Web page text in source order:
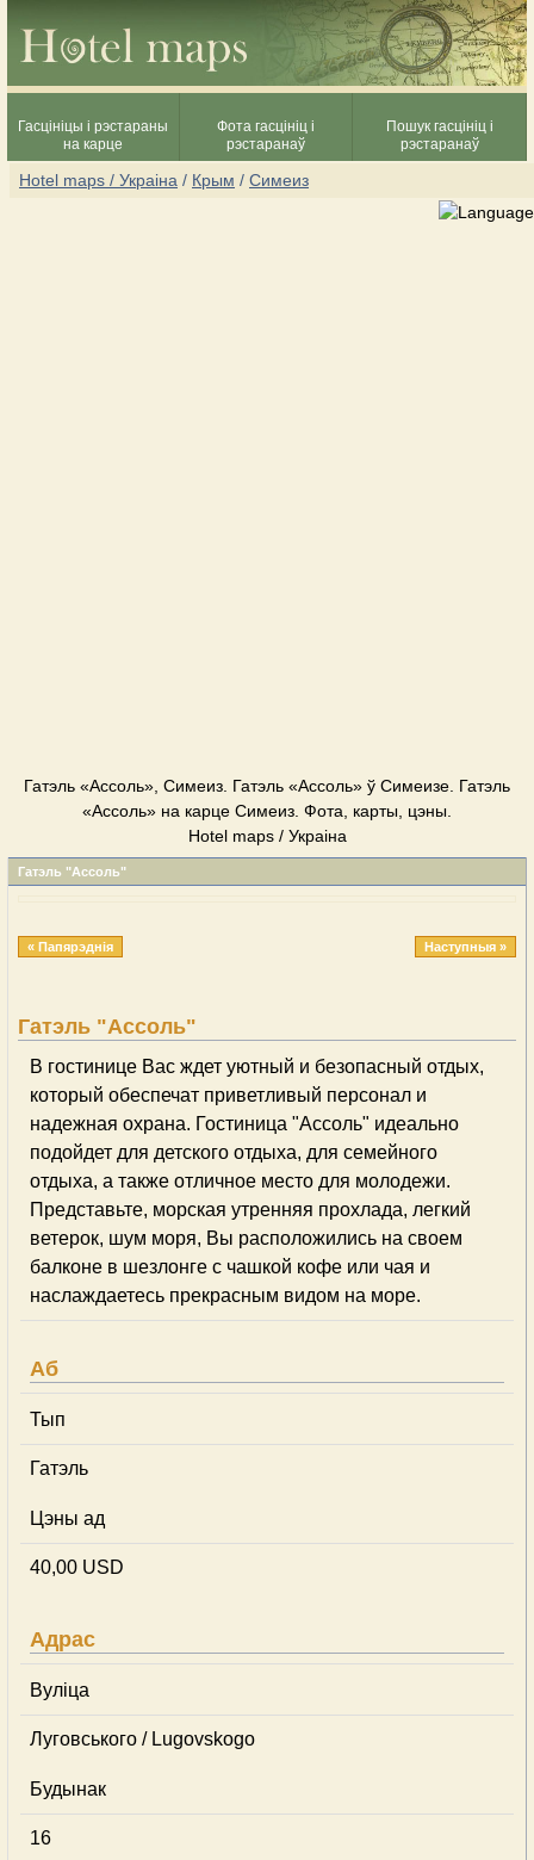
Гасцініцы і рэстараны
на карце
Фота гасцініц і
рэстаранаў
Пошук гасцініц і
рэстаранаў
Hotel maps / Украіна / Крым / Симеиз
Гатэль «Ассоль», Симеиз. Гатэль «Ассоль» ў Симеизе. Гатэль
«Ассоль» на карце Симеиз. Фота, карты, цэны.
Hotel maps / Украіна
Гатэль "Ассоль"
« Папярэднія Наступныя »
Гатэль "Ассоль"
В гостинице Вас ждет уютный и безопасный отдых,
который обеспечат приветливый персонал и
надежная охрана. Гостиница "Ассоль" идеально
подойдет для детского отдыха, для семейного
отдыха, а также отличное место для молодежи.
Представьте, морская утренняя прохлада, легкий
ветерок, шум моря, Вы расположились на своем
балконе в шезлонге с чашкой кофе или чая и
наслаждаетесь прекрасным видом на море.
Аб
Тып
Гатэль
Цэны ад
40,00 USD
Адрас
Вуліца
Луговського / Lugovskogo
Будынак
16